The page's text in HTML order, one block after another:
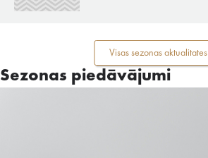
Visas sezonas aktualitates
Sezonas piedāvājumi